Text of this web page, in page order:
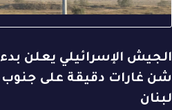
الجيش الإسرائيلي يعلن بدء
شن غارات دقيقة على جنوب
لبنان